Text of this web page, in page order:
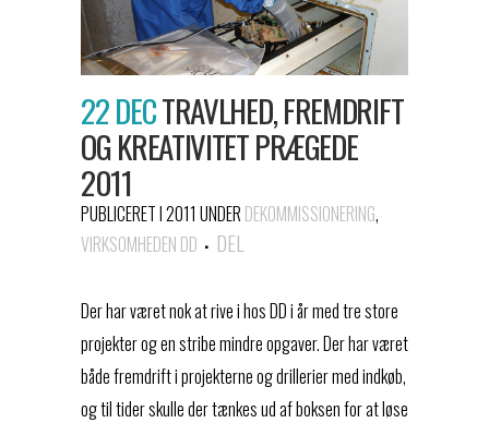
22 DECTRAVLHED, FREMDRIFT
OG KREATIVITET PRÆGEDE
2011
PUBLICERET I 2011 UNDER DEKOMMISSIONERING,
VIRKSOMHEDEN DD
DEL
Der har været nok at rive i hos DD i år med tre store
projekter og en stribe mindre opgaver. Der har været
både fremdrift i projekterne og drillerier med indkøb,
og til tider skulle der tænkes ud af boksen for at løse